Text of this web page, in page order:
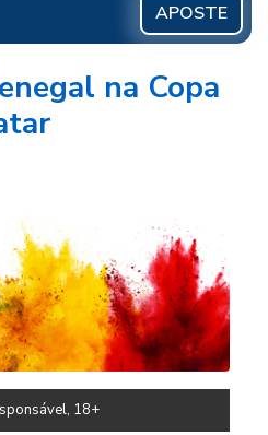
APOSTE
na Copa
18+